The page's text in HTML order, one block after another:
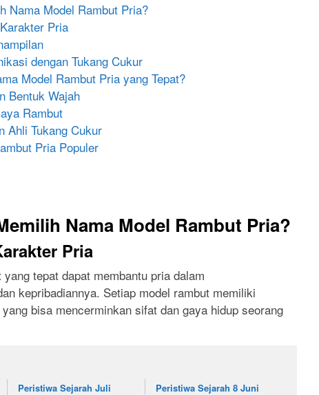
Nama Model Rambut Pria?
Pria
dengan Tukang Cukur
Model Rambut Pria yang Tepat?
Bentuk Wajah
Rambut
Ahli Tukang Cukur
Pria Populer
Nama Model Rambut Pria?
Pria
tepat dapat membantu pria dalam
kepribadiannya. Setiap model rambut memiliki
bisa mencerminkan sifat dan gaya hidup seorang
Peristiwa Sejarah Juli Peristiwa Sejarah 8 Juni